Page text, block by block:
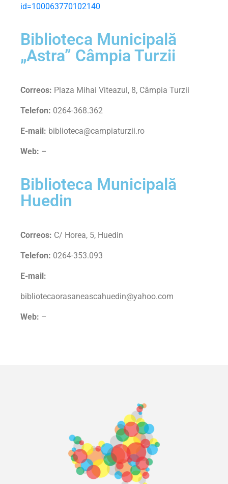
id=100063770102140
Biblioteca Municipală
„Astra” Câmpia Turzii
Correos: Plaza Mihai Viteazul, 8, Câmpia Turzii
Telefon: 0264-368.362
E-mail: biblioteca@campiaturzii.ro
Web: –
Biblioteca Municipală
Huedin
Correos: C/ Horea, 5, Huedin
Telefon: 0264-353.093
E-mail:
bibliotecaorasaneascahuedin@yahoo.com
Web: –